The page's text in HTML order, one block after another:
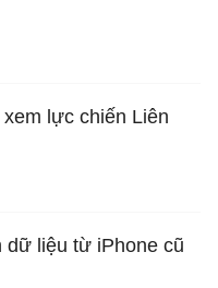
lực chiến Liên
dữ liệu từ iPhone cũ